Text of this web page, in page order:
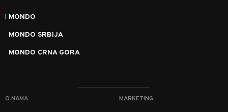
MONDO
MONDO SRBIJA
MONDO CRNA GORA
O NAMA MARKETING